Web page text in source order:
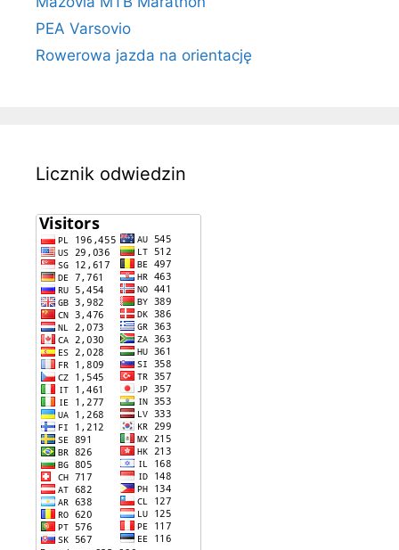
PEA Varsovio
Rowerowa jazda na orientację
Licznik odwiedzin